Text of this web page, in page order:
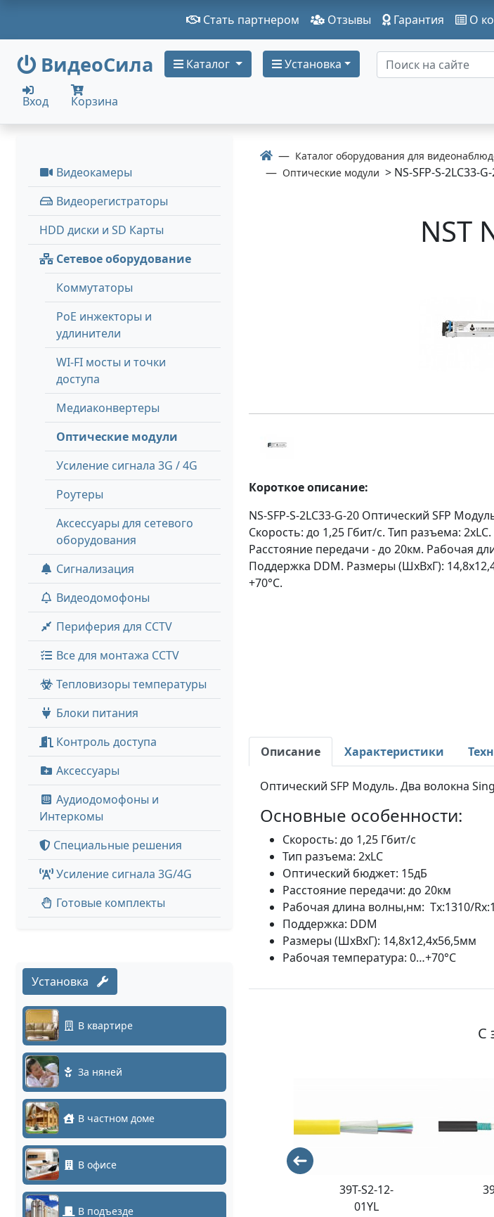
Стать партнером Отзывы Гарантия О
ВидеоСила Каталог Установка
Вход Корзина
Видеокамеры
Видеорегистраторы
HDD диски и SD Карты
Сетевое оборудование
Коммутаторы
PoE инжекторы и
удлинители
WI-FI мосты и точки
доступа
Медиаконвертеры
Оптические модули
Усиление сигнала 3G / 4G
Роутеры
Аксессуары для сетевого
оборудования
Сигнализация
Видеодомофоны
Периферия для CCTV
Все для монтажа CCTV
Тепловизоры температуры
Блоки питания
Контроль доступа
Аксессуары
Аудиодомофоны и
Интеркомы
Специальные решения
Усиление сигнала 3G/4G
Готовые комплекты
Установка
В квартире
За няней
В частном доме
В офисе
В подъезде
Каталог оборудования для
Оптические модули > NS-SFP-S-2LC33-
NST
Короткое описание:
NS-SFP-S-2LC33-G-20 Оптический SFP
Скорость: до 1,25 Гбит/c. Тип разъема:
Расстояние передачи - до 20км. Рабочая
Поддержка DDM. Размеры (ШхВхГ):
+70°С.
Описание Характеристики
Оптический SFP Модуль. Два волокна
Основные особенности:
Скорость: до 1,25 Гбит/c
Тип разъема: 2xLC
Оптический бюджет: 15дБ
Расстояние передачи: до 20км
Рабочая длина волны,нм: Tx:1310/
Поддержка: DDM
Размеры (ШхВхГ): 14,8x12,4x56,5мм
Рабочая температура: 0…+70°С
С
NS-SW-
24G4G10-L
NS-SW-8G2G-
39T-S2-12-
01YL